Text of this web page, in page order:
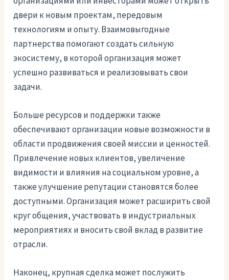
двери к новым проектам, передовым
технологиям и опыту. Взаимовыгодные
партнерства помогают создать сильную
экосистему, в которой организация может
успешно развиваться и реализовывать свои
задачи.
Больше ресурсов и поддержки также
обеспечивают организации новые возможности в
области продвижения своей миссии и ценностей.
Привлечение новых клиентов, увеличение
видимости и влияния на социальном уровне, а
также улучшение репутации становятся более
доступными. Организация может расширить свой
круг общения, участвовать в индустриальных
мероприятиях и вносить свой вклад в развитие
отрасли.
Наконец, крупная сделка может послужить